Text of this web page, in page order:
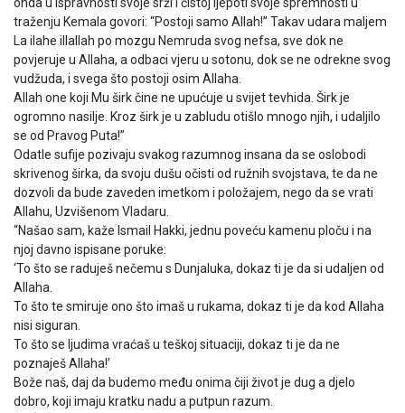
onda u ispravnosti svoje srži i čistoj ljepoti svoje spremnosti u
traženju Kemala govori: “Postoji samo Allah!” Takav udara maljem
La ilahe illallah po mozgu Nemruda svog nefsa, sve dok ne
povjeruje u Allaha, a odbaci vjeru u sotonu, dok se ne odrekne svog
vudžuda, i svega što postoji osim Allaha.
Allah one koji Mu širk čine ne upućuje u svijet tevhida. Širk je
ogromno nasilje. Kroz širk je u zabludu otišlo mnogo njih, i udaljilo
se od Pravog Puta!”
Odatle sufije pozivaju svakog razumnog insana da se oslobodi
skrivenog širka, da svoju dušu očisti od ružnih svojstava, te da ne
dozvoli da bude zaveden imetkom i položajem, nego da se vrati
Allahu, Uzvišenom Vladaru.
“Našao sam, kaže Ismail Hakki, jednu poveću kamenu ploču i na
njoj davno ispisane poruke:
‘To što se raduješ nečemu s Dunjaluka, dokaz ti je da si udaljen od
Allaha.
To što te smiruje ono što imaš u rukama, dokaz ti je da kod Allaha
nisi siguran.
To što se ljudima vraćaš u teškoj situaciji, dokaz ti je da ne
poznaješ Allaha!’
Bože naš, daj da budemo među onima čiji život je dug a djelo
dobro, koji imaju kratku nadu a putpun razum.